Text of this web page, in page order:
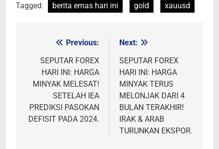
Tagged: berita emas hari ini gold xauusd
navigation
Previous:
SEPUTAR FOREX
HARI INI: HARGA
MINYAK MELESAT!
SETELAH IEA
PREDIKSI PASOKAN
DEFISIT PADA 2024.
Next:
SEPUTAR FOREX
HARI INI: HARGA
MINYAK TERUS
MELONJAK DARI 4
BULAN TERAKHIR!
IRAK & ARAB
TURUNKAN EKSPOR.